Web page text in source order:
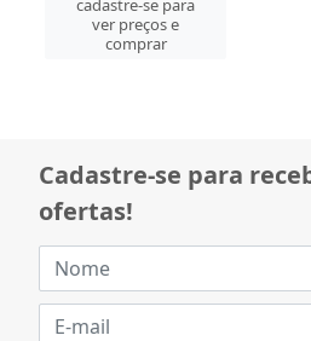
cadastre-se para
ver preços e
comprar
Cadastre-se para
ofertas!